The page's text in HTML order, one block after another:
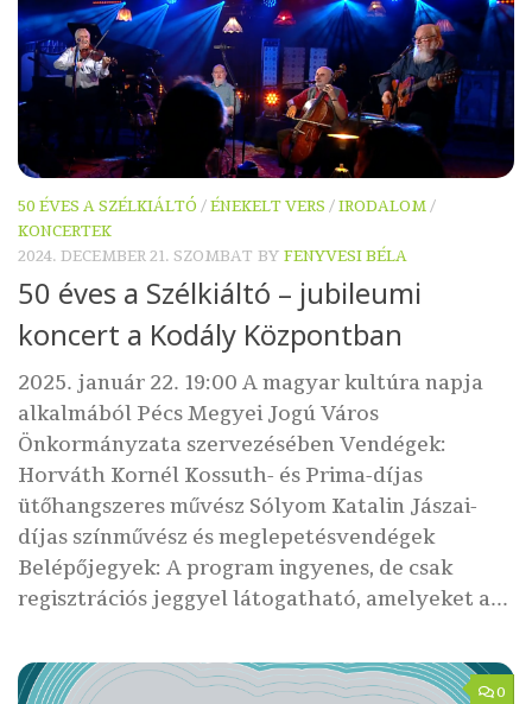
50 ÉVES A SZÉLKIÁLTÓ /ÉNEKELT VERS /IRODALOM/
KONCERTEK
2024. DECEMBER 21. SZOMBAT BY FENYVESI BÉLA
50 éves a Szélkiáltó – jubileumi
koncert a Kodály Központban
2025. január 22. 19:00 A magyar kultúra napja
alkalmából Pécs Megyei Jogú Város
Önkormányzata szervezésében Vendégek:
Horváth Kornél Kossuth- és Prima-díjas
ütőhangszeres művész Sólyom Katalin Jászai-
díjas színművész és meglepetésvendégek
Belépőjegyek: A program ingyenes, de csak
regisztrációs jeggyel látogatható, amelyeket a...
0